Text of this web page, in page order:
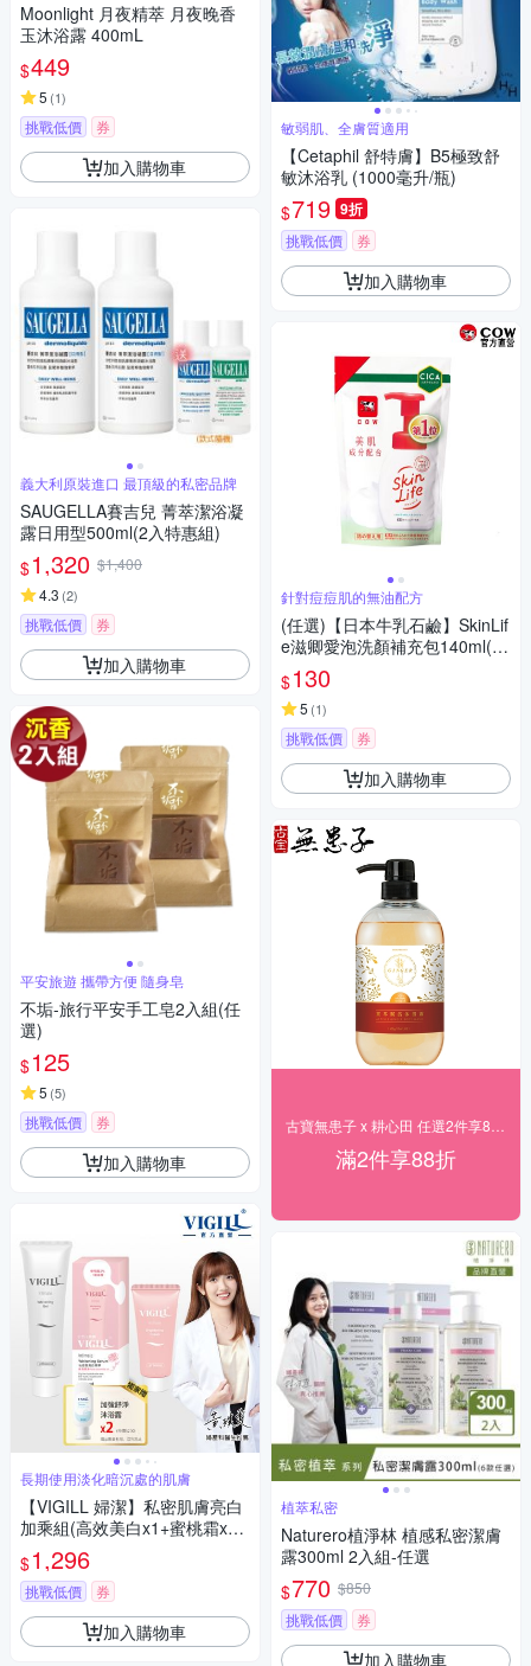
Moonlight 月夜精萃 月夜晚香
玉沐浴露 400mL
$449
5 (1)
挑戰低價 券
加入購物車
義大利原裝進口 最頂級的私密品牌
SAUGELLA賽吉兒 菁萃潔浴凝
露日用型500ml(2入特惠組)
$1,320 $1,400
4.3 (2)
挑戰低價 券
加入購物車
平安旅遊 攜帶方便 隨身皂
不垢-旅行平安手工皂2入組(任
選)
$125
5 (5)
挑戰低價 券
加入購物車
長期使用淡化暗沉處的肌膚
【VIGILL 婦潔】私密肌膚亮白
加乘組(高效美白x1+蜜桃霜x1
+私密唇x1+加強45x2)
$1,296
挑戰低價 券
加入購物車
敏弱肌、全膚質適用
【Cetaphil 舒特膚】B5極致舒
敏沐浴乳 (1000毫升/瓶)
$719 9折
挑戰低價 券
加入購物車
針對痘痘肌的無油配方
(任選)【日本牛乳石鹼】SkinLif
e滋卿愛泡洗顏補充包140ml(慕
斯/綿密泡泡)
$130
5 (1)
挑戰低價 券
加入購物車
滿2件享88折
植萃私密
Naturero植淨林 植感私密潔膚
露300ml 2入組-任選
$770 $850
挑戰低價
券
加入購物車